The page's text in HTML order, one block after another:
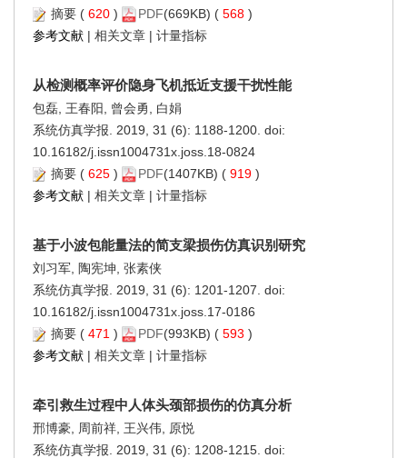
摘要 ( 620 ) PDF(669KB) ( 568 )
参考文献 | 相关文章 | 计量指标
从检测概率评价隐身飞机抵近支援干扰性能
包磊, 王春阳, 曾会勇, 白娟
系统仿真学报. 2019, 31 (6): 1188-1200. doi:
10.16182/j.issn1004731x.joss.18-0824
摘要 ( 625 ) PDF(1407KB) ( 919 )
参考文献 | 相关文章 | 计量指标
基于小波包能量法的简支梁损伤仿真识别研究
刘习军, 陶宪坤, 张素侠
系统仿真学报. 2019, 31 (6): 1201-1207. doi:
10.16182/j.issn1004731x.joss.17-0186
摘要 ( 471 ) PDF(993KB) ( 593 )
参考文献 | 相关文章 | 计量指标
牵引救生过程中人体头颈部损伤的仿真分析
邢博豪, 周前祥, 王兴伟, 原悦
系统仿真学报. 2019, 31 (6): 1208-1215. doi: